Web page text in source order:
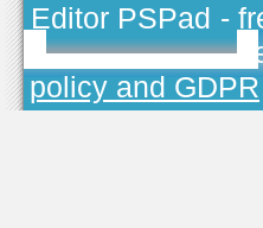
Editor PSPad -
TOJEONO.CZ,
policy and GDPR